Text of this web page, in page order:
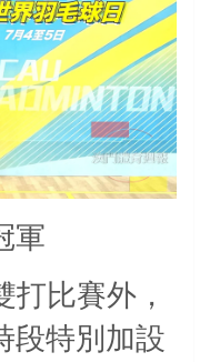
軍
打比賽外，
段特別加設